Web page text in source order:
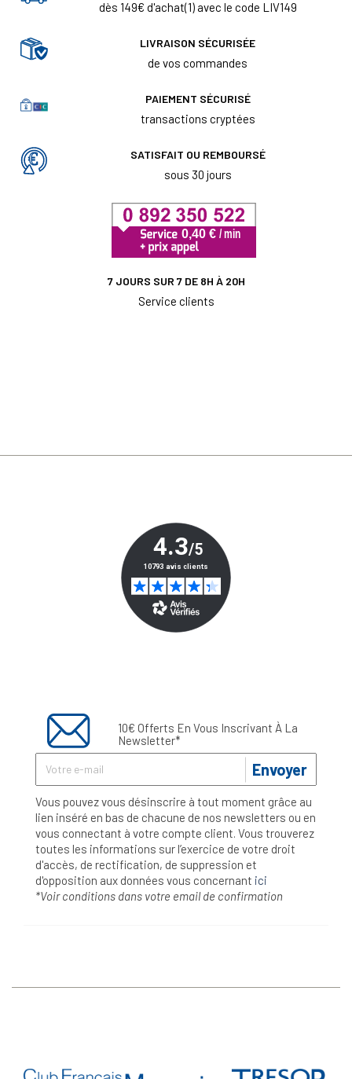
dès 149€ d'achat(1) avec le code LIV149
LIVRAISON SÉCURISÉE
de vos commandes
PAIEMENT SÉCURISÉ
transactions cryptées
SATISFAIT OU REMBOURSÉ
sous 30 jours
7 JOURS SUR 7 DE 8H À 20H
Service clients
10€ Offerts En Vous Inscrivant À La
Newsletter*
Envoyer
Vous pouvez vous désinscrire à tout moment grâce au
lien inséré en bas de chacune de nos newsletters ou en
vous connectant à votre compte client. Vous trouverez
toutes les informations sur l’exercice de votre droit
d'accès, de rectification, de suppression et
d'opposition aux données vous concernant ici
*Voir conditions dans votre email de confirmation